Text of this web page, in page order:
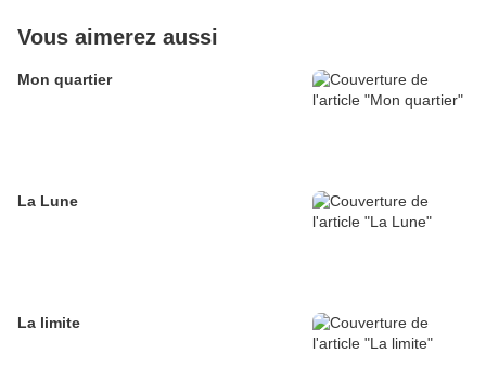
Vous aimerez aussi
Mon quartier
La Lune
La limite